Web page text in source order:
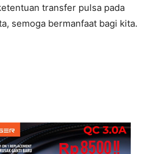
transfer pulsa pada
semoga bermanfaat bagi kita.